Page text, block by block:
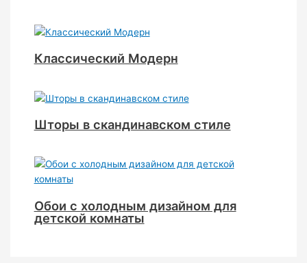
Классический Модерн
Шторы в скандинавском стиле
Обои с холодным дизайном для
детской комнаты